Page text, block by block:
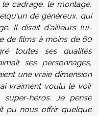
cadrage, le montage,
de généreux, qui
Il disait d'ailleurs lui-
de films à moins de 60
toutes ses qualités
ses personnages,
une vraie dimension
vraiment voulu le voir
héros. Je pense
pu nous offrir quelque